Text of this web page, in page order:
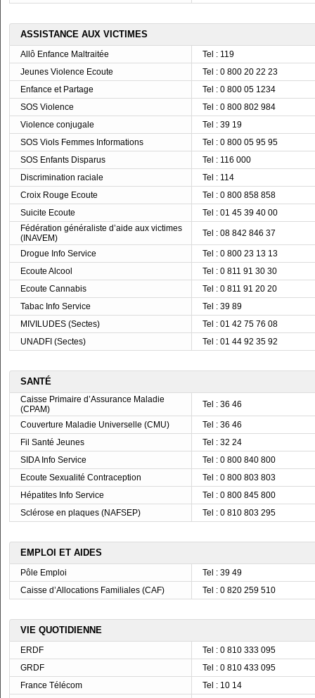
ASSISTANCE AUX VICTIMES
Allô Enfance Maltraitée
Tel : 119
Jeunes Violence Ecoute
Tel : 0 800 20 22 23
Enfance et Partage
Tel : 0 800 05 1234
SOS Violence
Tel : 0 800 802 984
Violence conjugale
Tel : 39 19
SOS Viols Femmes Informations
Tel : 0 800 05 95 95
SOS Enfants Disparus
Tel : 116 000
Discrimination raciale
Tel : 114
Croix Rouge Ecoute
Tel : 0 800 858 858
Suicite Ecoute
Tel : 01 45 39 40 00
Fédération généraliste d’aide aux victimes
(INAVEM)
Tel : 08 842 846 37
Drogue Info Service
Tel : 0 800 23 13 13
Ecoute Alcool
Tel : 0 811 91 30 30
Ecoute Cannabis
Tel : 0 811 91 20 20
Tabac Info Service
Tel : 39 89
MIVILUDES (Sectes)
Tel : 01 42 75 76 08
UNADFI (Sectes)
Tel : 01 44 92 35 92
SANTÉ
Caisse Primaire d’Assurance Maladie
(CPAM)
Tel : 36 46
Couverture Maladie Universelle (CMU)
Tel : 36 46
Fil Santé Jeunes
Tel : 32 24
SIDA Info Service
Tel : 0 800 840 800
Ecoute Sexualité Contraception
Tel : 0 800 803 803
Hépatites Info Service
Tel : 0 800 845 800
Sclérose en plaques (NAFSEP)
Tel : 0 810 803 295
EMPLOI ET AIDES
Pôle Emploi
Tel : 39 49
Caisse d’Allocations Familiales (CAF)
Tel : 0 820 259 510
VIE QUOTIDIENNE
ERDF
Tel : 0 810 333 095
GRDF
Tel : 0 810 433 095
France Télécom
Tel : 10 14